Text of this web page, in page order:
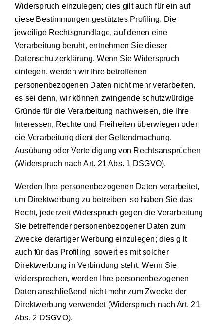
Widerspruch einzulegen; dies gilt auch für ein auf
diese Bestimmungen gestütztes Profiling. Die
jeweilige Rechtsgrundlage, auf denen eine
Verarbeitung beruht, entnehmen Sie dieser
Datenschutzerklärung. Wenn Sie Widerspruch
einlegen, werden wir Ihre betroffenen
personenbezogenen Daten nicht mehr verarbeiten,
es sei denn, wir können zwingende schutzwürdige
Gründe für die Verarbeitung nachweisen, die Ihre
Interessen, Rechte und Freiheiten überwiegen oder
die Verarbeitung dient der Geltendmachung,
Ausübung oder Verteidigung von Rechtsansprüchen
(Widerspruch nach Art. 21 Abs. 1 DSGVO).
Werden Ihre personenbezogenen Daten verarbeitet,
um Direktwerbung zu betreiben, so haben Sie das
Recht, jederzeit Widerspruch gegen die Verarbeitung
Sie betreffender personenbezogener Daten zum
Zwecke derartiger Werbung einzulegen; dies gilt
auch für das Profiling, soweit es mit solcher
Direktwerbung in Verbindung steht. Wenn Sie
widersprechen, werden Ihre personenbezogenen
Daten anschließend nicht mehr zum Zwecke der
Direktwerbung verwendet (Widerspruch nach Art. 21
Abs. 2 DSGVO).